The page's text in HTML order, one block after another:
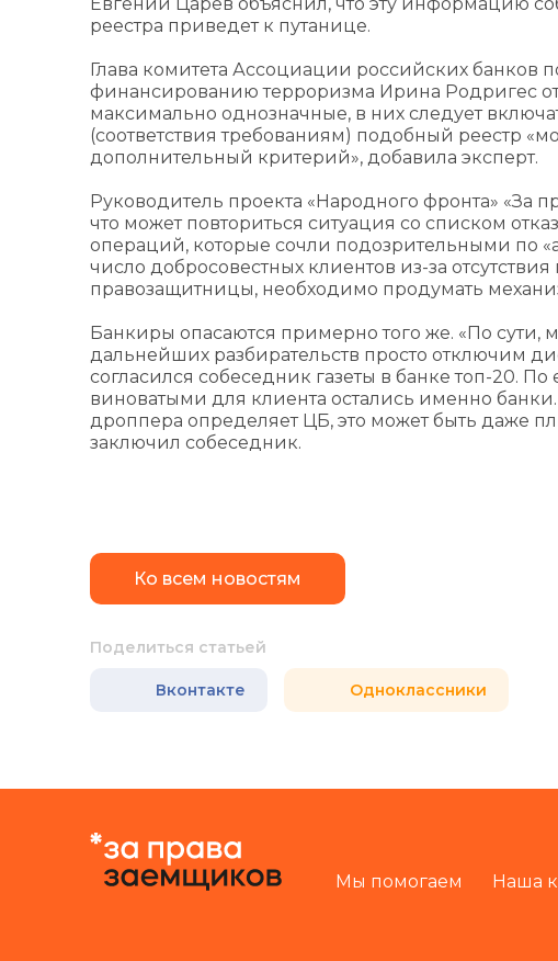
реестра приведет к путанице.
Глава комитета Ассоциации российских
финансированию терроризма Ирина Родригес
максимально однозначные, в них следует
(соответствия требованиям) подобный реестр
дополнительный критерий», добавила эксперт.
Руководитель проекта «Народного фронта» «За
что может повториться ситуация со списком
операций, которые сочли подозрительными по
число добросовестных клиентов из-за
правозащитницы, необходимо продумать
Банкиры опасаются примерно того же. «По
дальнейших разбирательств просто отключим
согласился собеседник газеты в банке топ-20.
виноватыми для клиента остались именно банки.
дроппера определяет ЦБ, это может быть даже
заключил собеседник.
Ко всем новостям
Поделиться статьей
Вконтакте Одноклассники
Мы помогаем Наша